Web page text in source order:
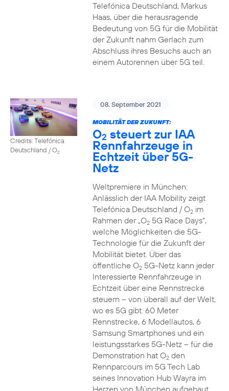
Telefónica Deutschland, Markus
Haas, über die herausragende
Bedeutung von 5G für die Mobilität
der Zukunft nahm Gerlach zum
Abschluss ihres Besuchs auch an
einem Autorennen über 5G teil.
Credits: Telefónica
Deutschland / O2
08. September 2021
MOBILITÄT DER ZUKUNFT:
O2 steuert zur IAA
Rennfahrzeuge in
Echtzeit über 5G-
Netz
Weltpremiere in München:
Anlässlich der IAA Mobility zeigt
Telefónica Deutschland / O2im
Rahmen der „O25G Race Days“,
welche Möglichkeiten die 5G-
Technologie für die Zukunft der
Mobilität bietet. Über das
öffentliche O25G-Netz kann jeder
Interessierte Rennfahrzeuge in
Echtzeit über eine Rennstrecke
steuern – von überall auf der Welt,
wo es 5G gibt. 60 Meter
Rennstrecke, 6 Modellautos, 6
Samsung Smartphones und ein
leistungsstarkes 5G-Netz – für die
Demonstration hat O2den
Rennparcours im 5G Tech Lab
seines Innovation Hub Wayra im
Herzen von München aufgebaut.